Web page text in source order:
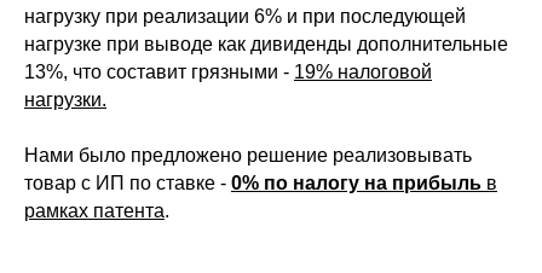
нагрузку при реализации 6% и при последующей
нагрузке при выводе как дивиденды дополнительные
13%, что составит грязными - 19% налоговой
нагрузки.
Нами было предложено решение реализовывать
товар с ИП по ставке - 0% по налогу на прибыль в
рамках патента.